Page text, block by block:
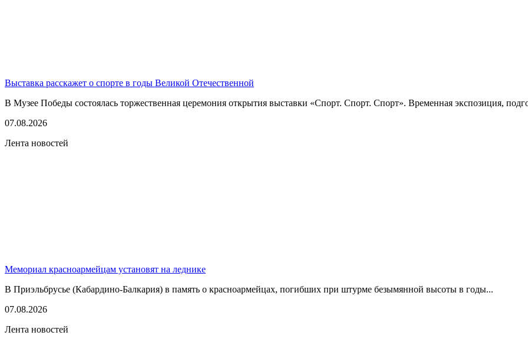
Выставка расскажет о спорте в годы Великой Отечественной
В Музее Победы состоялась торжественная церемония открытия выставки «Спорт. Спорт. Спорт». Временная экспозиция,
07.08.2026
Лента новостей
Мемориал красноармейцам установят на леднике
В Приэльбрусье (Кабардино-Балкария) в память о красноармейцах, погибших при штурме безымянной высоты в годы...
07.08.2026
Лента новостей